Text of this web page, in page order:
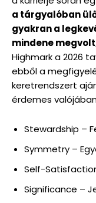
a tárgyalóban
gyakran a
mindene
Highmark a 2026
ebből a
keretrendszert
érdemes
Stewardship –
Symmetry –
Self-
Significance –